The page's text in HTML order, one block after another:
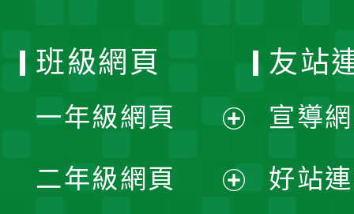
班級網頁
一年級網頁
開
二年級網頁
友站
宣導
好站